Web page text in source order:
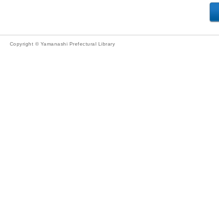
Copyright © Yamanashi Prefectural Library